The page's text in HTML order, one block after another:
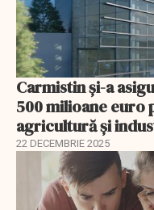
Carmistin și-a
500 milioane euro
agricultură și
22 DECEMBRIE 2025